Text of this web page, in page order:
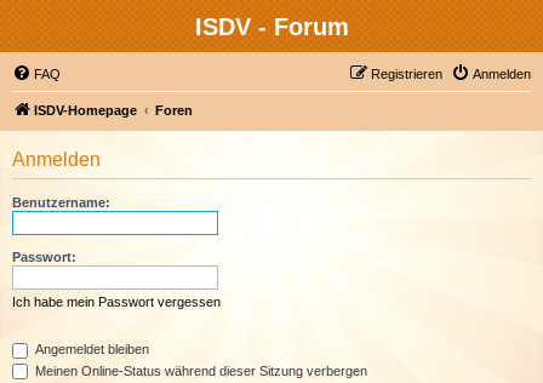
ISDV - Forum
FAQ Anmelden
Registrieren
ISDV-Homepage Foren
Anmelden
Benutzername:
Passwort:
Ich habe mein Passwort vergessen
Angemeldet bleiben
Meinen Online-Status während dieser Sitzung verbergen